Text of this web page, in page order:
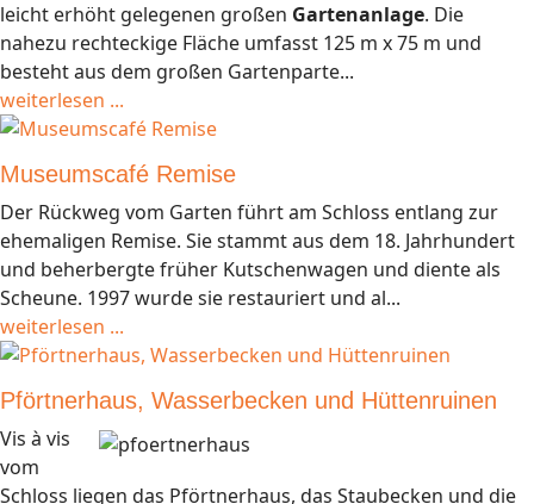
leicht erhöht gelegenen großen Gartenanlage. Die
nahezu rechteckige Fläche umfasst 125 m x 75 m und
besteht aus dem großen Gartenparte...
weiterlesen ...
Museumscafé Remise
Der Rückweg vom Garten führt am Schloss entlang zur
ehemaligen Remise. Sie stammt aus dem 18. Jahrhundert
und beherbergte früher Kutschenwagen und diente als
Scheune. 1997 wurde sie restauriert und al...
weiterlesen ...
Pförtnerhaus, Wasserbecken und Hüttenruinen
Vis à vis
vom
Schloss liegen das Pförtnerhaus, das Staubecken und die